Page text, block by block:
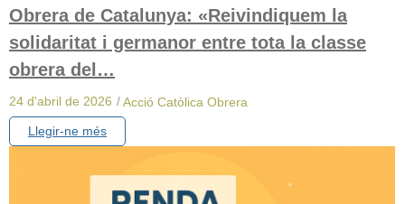
Obrera de Catalunya: «Reivindiquem la
solidaritat i germanor entre tota la classe
obrera del…
24 d'abril de 2026 /Acció Catòlica Obrera
Llegir-ne més